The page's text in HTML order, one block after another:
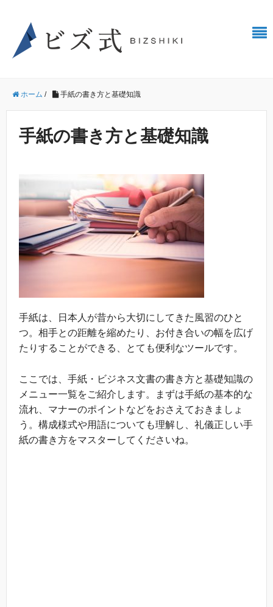
ホーム / 手紙の書き方と基礎知識
手紙の書き方と基礎知識
手紙は、日本人が昔から大切にしてきた風習のひと
つ。相手との距離を縮めたり、お付き合いの幅を広げ
たりすることができる、とても便利なツールです。
ここでは、手紙・ビジネス文書の書き方と基礎知識の
メニュー一覧をご紹介します。まずは手紙の基本的な
流れ、マナーのポイントなどをおさえておきましょ
う。構成様式や用語についても理解し、礼儀正しい手
紙の書き方をマスターしてくださいね。